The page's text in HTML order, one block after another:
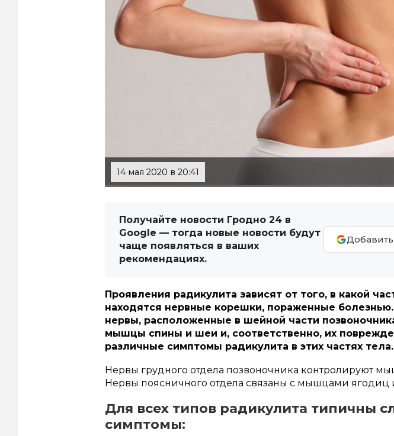
14 мая 2020 в 20:41
Получайте новости Гродно 24 в
Google — тогда новые новости будут
чаще появляться в ваших
рекомендациях.
Проявления радикулита зависят от того, в какой
находятся нервные корешки, пораженные
нервы, расположенные в шейной части
мышцы спины и шеи и, соответственно, их
различные симптомы радикулита в этих частях тела.
Нервы грудного отдела позвоночника контролируют
Нервы поясничного отдела связаны с мышцами ягодиц
Для всех типов радикулита типичны
симптомы: